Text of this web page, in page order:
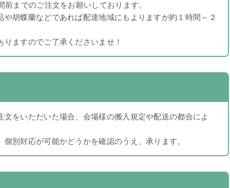
Tel:06-6313-8787
Fax:06-6313-9393
までのご注文をお願いしております。
胡蝶蘭などであれば配達地域にもよりますが約１時間～２
ますのでご了承くださいませ！
をいただいた場合、会場様の搬入規定や配送の都合によ
別対応が可能かどうかを確認のうえ、承ります。